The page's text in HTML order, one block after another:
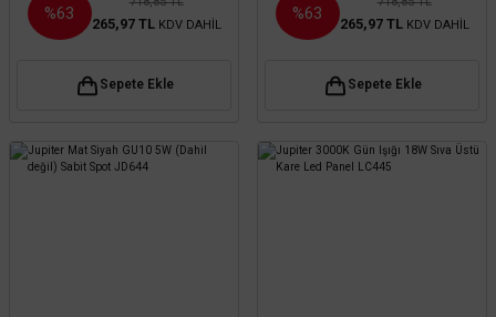
%63
265,97 TL KDV DAHİL
Sepete Ekle
%63
265,97 TL KDV DAHİL
Sepete Ekle